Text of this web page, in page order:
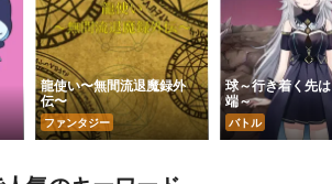
龍使い〜無間流退魔録外
伝〜
ファンタジー
球～行き着く先
端～
バトル